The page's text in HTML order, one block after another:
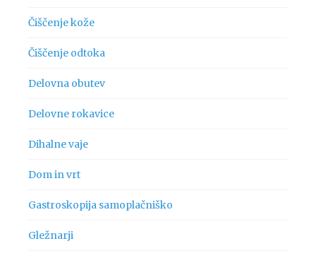
Čiščenje kože
Čiščenje odtoka
Delovna obutev
Delovne rokavice
Dihalne vaje
Dom in vrt
Gastroskopija samoplačniško
Gležnarji